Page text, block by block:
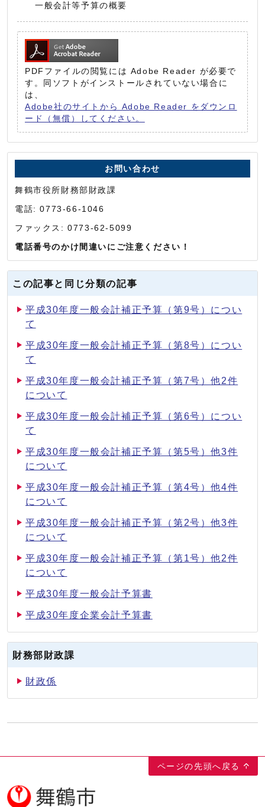
一般会計等予算の概要
PDFファイルの閲覧には Adobe Reader が必要で
す。同ソフトがインストールされていない場合に
は、
Adobe社のサイトから Adobe Reader をダウンロ
ード（無償）してください。
お問い合わせ
舞鶴市役所財務部財政課
電話: 0773-66-1046
ファックス: 0773-62-5099
電話番号のかけ間違いにご注意ください！
この記事と同じ分類の記事
平成30年度一般会計補正予算（第9号）につい
て
平成30年度一般会計補正予算（第8号）につい
て
平成30年度一般会計補正予算（第7号）他2件
について
平成30年度一般会計補正予算（第6号）につい
て
平成30年度一般会計補正予算（第5号）他3件
について
平成30年度一般会計補正予算（第4号）他4件
について
平成30年度一般会計補正予算（第2号）他3件
について
平成30年度一般会計補正予算（第1号）他2件
について
平成30年度一般会計予算書
平成30年度企業会計予算書
財務部財政課
財政係
ページの先頭へ戻る